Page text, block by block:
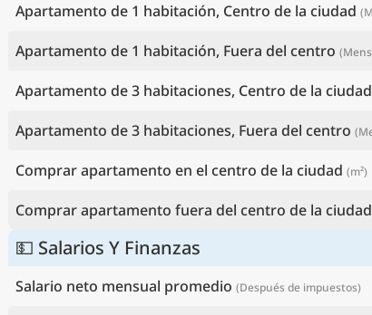
Apartamento de 1 habitación, Centro de la ciudad
Apartamento de 1 habitación, Fuera del centro
Apartamento de 3 habitaciones, Centro de la ciudad
Apartamento de 3 habitaciones, Fuera del centro
Comprar apartamento en el centro de la ciudad (m²)
Comprar apartamento fuera del centro de la ciudad
💵 Salarios Y Finanzas
Salario neto mensual promedio (Después de impuestos)